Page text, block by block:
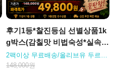
후기1등*찰진등심 선별상품1k
g박스(감칠맛 비법숙성*실속도
매팩)
2팩이상 무료배송/올리브유 두르고
구어드시면 꿀맛가성비
148,000원